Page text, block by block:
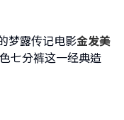
梦露传记电影金发美
七分裤这一经典造